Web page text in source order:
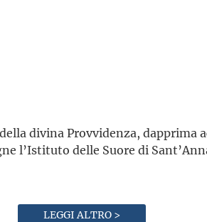
divina Provvidenza, dapprima
l’Istituto delle Suore di
LEGGI ALTRO >